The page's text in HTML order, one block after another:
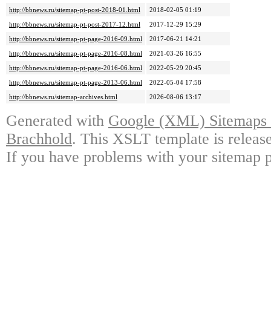
http://bbnews.ru/sitemap-pt-post-2018-01.html
2018-02-05 01:19
http://bbnews.ru/sitemap-pt-post-2017-12.html
2017-12-29 15:29
http://bbnews.ru/sitemap-pt-page-2016-09.html
2017-06-21 14:21
http://bbnews.ru/sitemap-pt-page-2016-08.html
2021-03-26 16:55
http://bbnews.ru/sitemap-pt-page-2016-06.html
2022-05-29 20:45
http://bbnews.ru/sitemap-pt-page-2013-06.html
2022-05-04 17:58
http://bbnews.ru/sitemap-archives.html
2026-08-06 13:17
Generated with Google (XML)
Brachhold. This XSLT template is
If you have problems with your sitemap